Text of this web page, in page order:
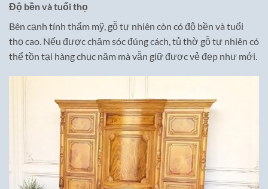
Độ bền và tuổi thọ
Bên cạnh tính thẩm mỹ, gỗ tự nhiên còn có độ bền và tuổi
thọ cao. Nếu được chăm sóc đúng cách, tủ thờ gỗ tự nhiên có
thể tồn tại hàng chục năm mà vẫn giữ được vẻ đẹp như mới.